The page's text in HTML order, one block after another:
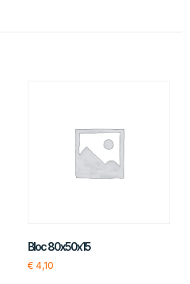
Bloc 80x50x15
€4,10